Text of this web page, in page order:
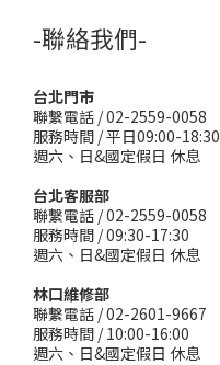
-聯絡我們-
台北門市
聯繫電話 / 02-2559-0058
服務時間 / 平日09:00-18:30
週六、日&國定假日 休息
台北客服部
聯繫電話 / 02-2559-0058
服務時間 / 09:30-17:30
週六、日&國定假日 休息
林口維修部
聯繫電話 / 02-2601-9667
服務時間 / 10:00-16:00
週六、日&國定假日 休息